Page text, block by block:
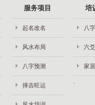
服务项目
起名改名
风水布局
八字预测
择吉旺运
培
八
六
家